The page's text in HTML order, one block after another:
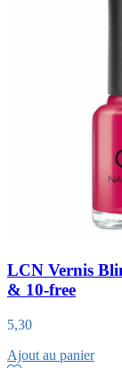
LCN Vernis
& 10-free
5,30
Ajout au panier